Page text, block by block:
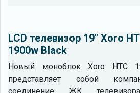
LCD телевизор 19" Xoro
1900w Black
Новый моноблок Xoro HTC
представляет собой